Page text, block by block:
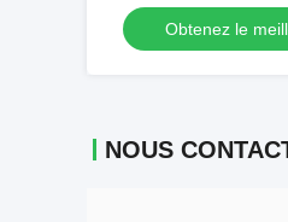
Obtenez le
NOUS